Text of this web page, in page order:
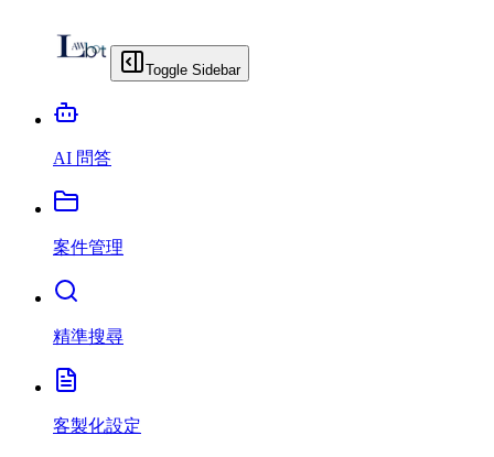
Toggle Sidebar
AI 問答
案件管理
精準搜尋
客製化設定